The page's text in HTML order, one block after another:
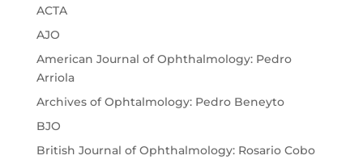
ACTA
AJO
American Journal of Ophthalmology: Pedro
Arriola
Archives of Ophtalmology: Pedro Beneyto
BJO
British Journal of Ophthalmology: Rosario Cobo